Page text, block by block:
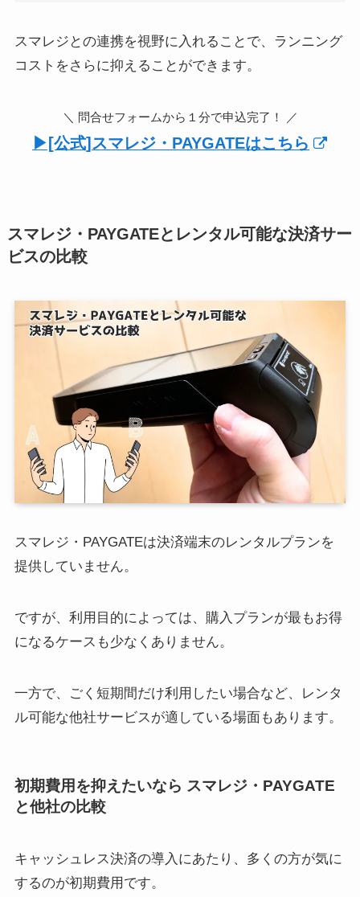
スマレジとの連携を視野に入れることで、ランニング
コストをさらに抑えることができます。
＼ 問合せフォームから１分で申込完了！ ／
▶︎[公式]スマレジ・PAYGATEはこちら
スマレジ・PAYGATEとレンタル可能な決済サー
ビスの比較
スマレジ・PAYGATEは決済端末のレンタルプランを
提供していません。
ですが、利用目的によっては、購入プランが最もお得
になるケースも少なくありません。
一方で、ごく短期間だけ利用したい場合など、レンタ
ル可能な他社サービスが適している場面もあります。
初期費用を抑えたいなら スマレジ・PAYGATE
と他社の比較
キャッシュレス決済の導入にあたり、多くの方が気に
するのが初期費用です。